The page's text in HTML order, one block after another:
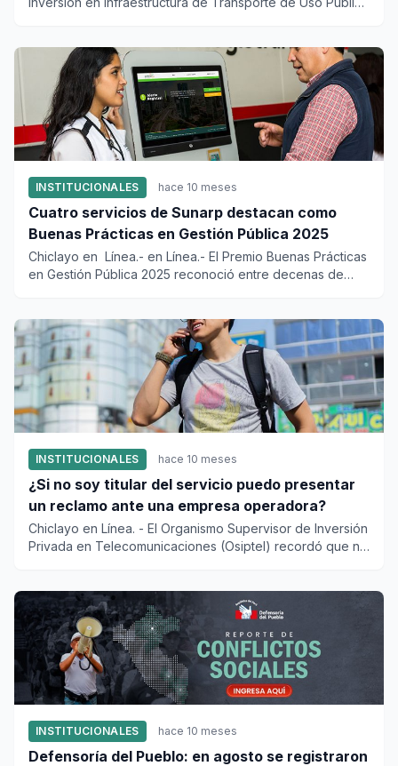
INSTITUCIONALES hace 10 meses
Cuatro servicios de Sunarp destacan como
Buenas Prácticas en Gestión Pública 2025
Chiclayo en Línea.- en Línea.- El Premio Buenas Prácticas
en Gestión Pública 2025 reconoció entre decenas de
INSTITUCIONALES hace 10 meses
¿Si no soy titular del servicio puedo presentar
un reclamo ante una empresa operadora?
Chiclayo en Línea. - El Organismo Supervisor de Inversión
Privada en Telecomunicaciones (Osiptel) recordó que no
INSTITUCIONALES hace 10 meses
Defensoría del Pueblo: en agosto se registraron